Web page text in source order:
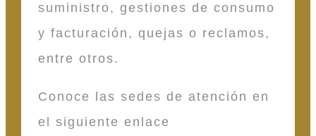
suministro, gestiones de consumo
y facturación, quejas o reclamos,
entre otros.
Conoce las sedes de atención en
el siguiente enlace